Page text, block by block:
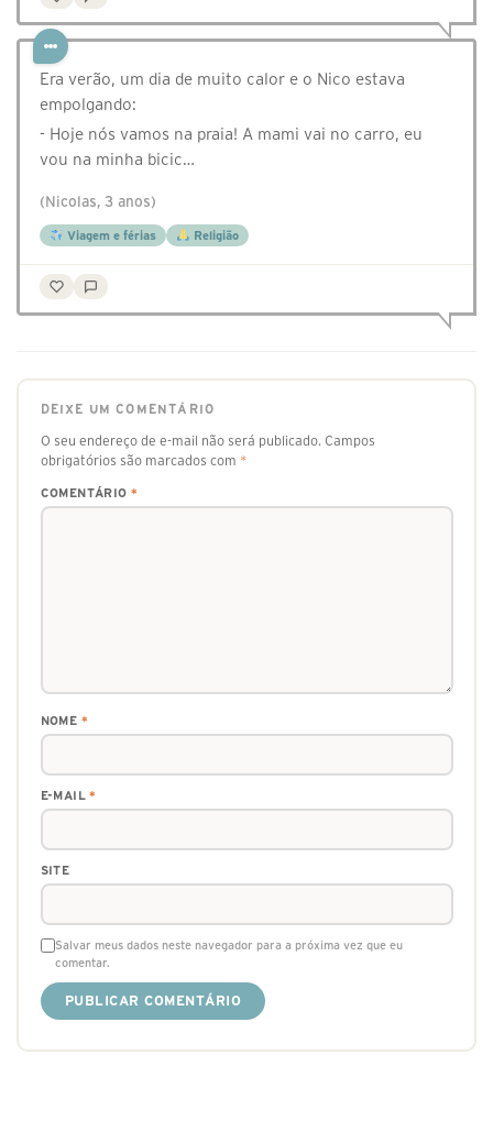
Era verão, um dia de muito calor e o Nico estava
empolgando:
- Hoje nós vamos na praia! A mami vai no carro, eu
vou na minha bicic…
(Nicolas, 3 anos)
Viagem e férias Religião
DEIXE UM COMENTÁRIO
O seu endereço de e-mail não será publicado. Campos
obrigatórios são marcados com *
COMENTÁRIO *
NOME *
E-MAIL*
SITE
Salvar meus dados neste navegador para a próxima vez que eu
comentar.